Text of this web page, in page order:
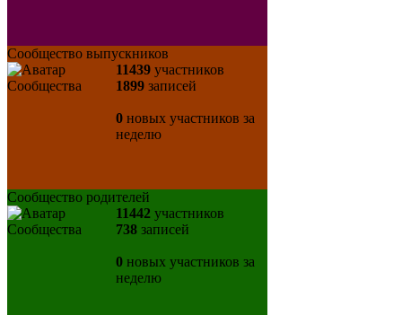
Сообщество выпускников
11439 участников
1899 записей
0 новых участников за
неделю
Сообщество родителей
11442 участников
738 записей
0 новых участников за
неделю